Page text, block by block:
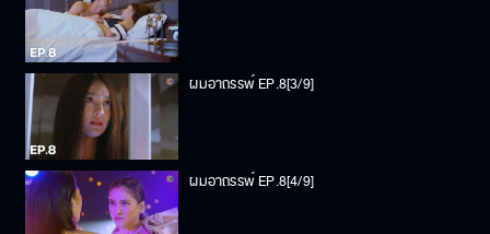
ผมอาถรรพ์ EP.8[3/9]
ผมอาถรรพ์ EP.8[4/9]